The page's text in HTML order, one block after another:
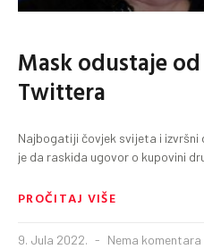
Mask odustaje
Twittera
Najbogatiji čovjek svijeta i izvršni
je da raskida ugovor o kupovini
PROČITAJ VIŠE
9. Jula 2022. Nema komentara